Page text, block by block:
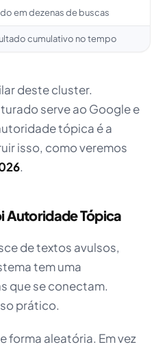
em dezenas de buscas
cumulativo no tempo
deste cluster.
serve ao Google e
tópica é a
isso, como veremos
.
Autoridade Tópica
de textos avulsos,
tem uma
que se conectam.
prático.
forma aleatória. Em vez